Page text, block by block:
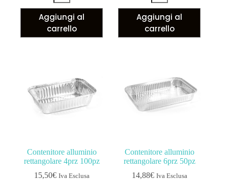
Aggiungi al
carrello
Aggiungi al
carrello
Contenitore alluminio
rettangolare 4prz 100pz
15,50€ Iva Esclusa
Contenitore alluminio
rettangolare 6prz 50pz
14,88€ Iva Esclusa